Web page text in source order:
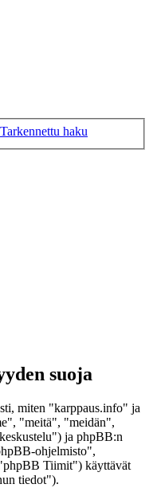
Tarkennettu haku
suoja
miten "karppaus.info" ja
"meitä", "meidän",
ja phpBB:n
ohjelmisto",
Tiimit") käyttävät
tiedot").